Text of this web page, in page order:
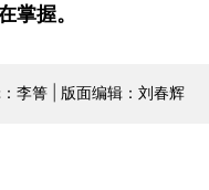
掌握。
李箐 | 版面编辑：刘春辉